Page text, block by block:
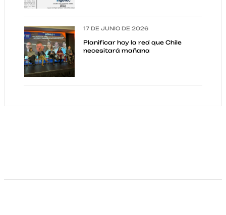
17 DE JUNIO DE 2026
Planificar hoy la red que Chile
necesitará mañana